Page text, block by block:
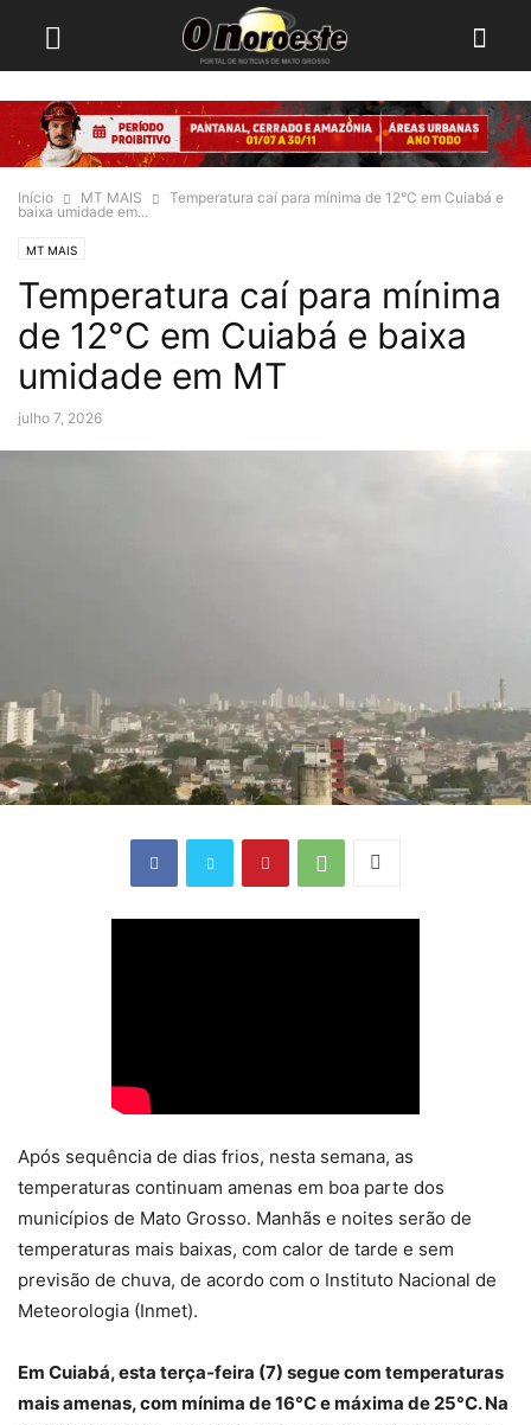
Início MT MAIS
Temperatura caí para mínima de 12°C em Cuiabá e
baixa umidade em...
MT MAIS
Temperatura caí para mínima
de 12°C em Cuiabá e baixa
umidade em MT
julho 7, 2026
Após sequência de dias frios, nesta semana, as
temperaturas continuam amenas em boa parte dos
municípios de Mato Grosso. Manhãs e noites serão de
temperaturas mais baixas, com calor de tarde e sem
previsão de chuva, de acordo com o Instituto Nacional de
Meteorologia (Inmet).
Em Cuiabá, esta terça-feira (7) segue com temperaturas
mais amenas, com mínima de 16°C e máxima de 25°C. Na